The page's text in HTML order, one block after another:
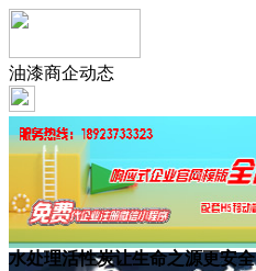
油漆商企动态
水处理活性炭让生命之源更安全